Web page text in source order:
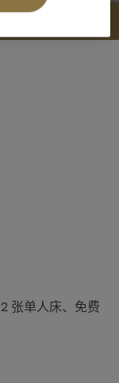
张单人床、免费